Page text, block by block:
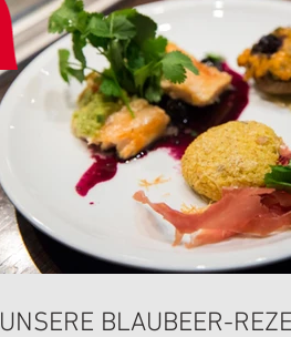
UNSERE BLAUBEER-